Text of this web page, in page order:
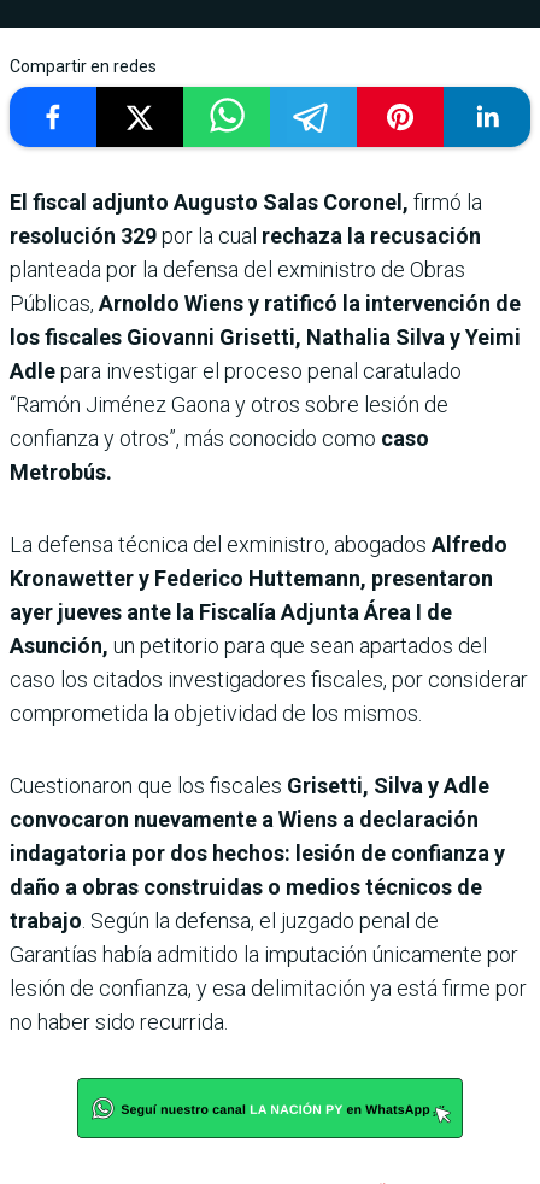
Compartir en redes
El fiscal adjunto Augusto Salas Coronel, firmó la
resolución 329por la cual rechaza la recusación
planteada por la defensa del exministro de Obras
Públicas, Arnoldo Wiens y ratificó la intervención de
los fiscales Giovanni Grisetti, Nathalia Silva y Yeimi
Adlepara investigar el proceso penal caratulado
“Ramón Jiménez Gaona y otros sobre lesión de
confianza y otros”, más conocido como caso
Metrobús.
La defensa técnica del exministro, abogados Alfredo
Kronawetter y Federico Huttemann, presentaron
ayer jueves ante la Fiscalía Adjunta Área I de
Asunción, un petitorio para que sean apartados del
caso los citados investigadores fiscales, por considerar
comprometida la objetividad de los mismos.
Cuestionaron que los fiscales Grisetti, Silva y Adle
convocaron nuevamente a Wiens a declaración
indagatoria por dos hechos: lesión de confianza y
daño a obras construidas o medios técnicos de
trabajo . Según la defensa, el juzgado penal de
Garantías había admitido la imputación únicamente por
lesión de confianza, y esa delimitación ya está firme por
no haber sido recurrida.